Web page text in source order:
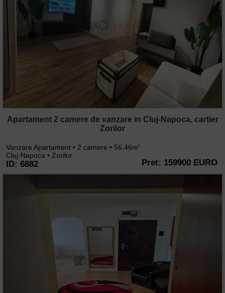
Apartament 2 camere de vanzare in Cluj-Napoca, cartier
Zorilor
Vanzare Apartament • 2 camere • 56.46m2
Cluj-Napoca • Zorilor
ID: 6882 Pret: 159900 EURO